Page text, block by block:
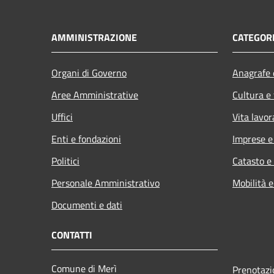
AMMINISTRAZIONE
Organi di Governo
Aree Amministrative
Uffici
Enti e fondazioni
Politici
Personale Amministrativo
Documenti e dati
Cultura
Vita
Imprese
Catasto
Mobilità
CONTATTI
Comune di Merì